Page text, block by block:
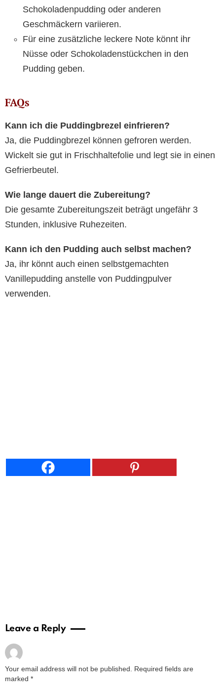
Schokoladenpudding oder anderen
Geschmäckern variieren.
Für eine zusätzliche leckere Note könnt ihr
Nüsse oder Schokoladenstückchen in den
Pudding geben.
FAQs
Kann ich die Puddingbrezel einfrieren?
Ja, die Puddingbrezel können gefroren werden.
Wickelt sie gut in Frischhaltefolie und legt sie in einen
Gefrierbeutel.
Wie lange dauert die Zubereitung?
Die gesamte Zubereitungszeit beträgt ungefähr 3
Stunden, inklusive Ruhezeiten.
Kann ich den Pudding auch selbst machen?
Ja, ihr könnt auch einen selbstgemachten
Vanillepudding anstelle von Puddingpulver
verwenden.
Leave a Reply
Your email address will not be published.
Required fields are
marked *